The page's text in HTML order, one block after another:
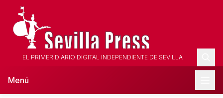
EL PRIMER DIARIO DIGITAL INDEPENDIENTE DE SEVILLA
Menú